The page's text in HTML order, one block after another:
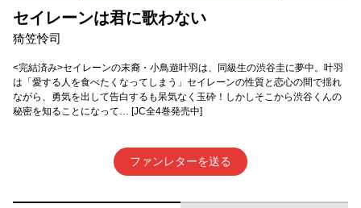
セイレーンは君に歌わない
猗笠怜司
<完結済み>セイレーンの末裔・小鳥遊叶羽は、同級生の渋谷圭に夢中。叶羽
は「愛する人を食べたくなってしまう」セイレーンの性質と恋心の間で揺れ
ながら、勇気を出して告白するも呆気なく玉砕！しかしそこから渋谷くんの
秘密を知ることになって… [JC全4巻発売中]
ファンレターを送る